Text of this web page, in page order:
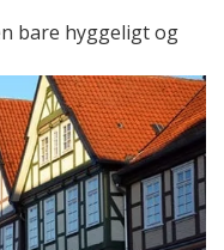
bare hyggeligt og